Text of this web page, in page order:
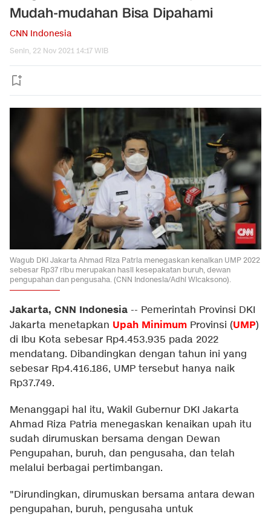
Mudah-mudahan Bisa Dipahami
CNN Indonesia
Senin, 22 Nov 2021 14:17 WIB
Wagub DKI Jakarta Ahmad Riza Patria menegaskan kenaikan UMP 2022
sebesar Rp37 ribu merupakan hasil kesepakatan buruh, dewan
pengupahan dan pengusaha. (CNN Indonesia/Adhi Wicaksono).
Jakarta, CNN Indonesia -- Pemerintah Provinsi DKI
Jakarta menetapkan Upah Minimum Provinsi (UMP)
di Ibu Kota sebesar Rp4.453.935 pada 2022
mendatang. Dibandingkan dengan tahun ini yang
sebesar Rp4.416.186, UMP tersebut hanya naik
Rp37.749.
Menanggapi hal itu, Wakil Gubernur DKI Jakarta
Ahmad Riza Patria menegaskan kenaikan upah itu
sudah dirumuskan bersama dengan Dewan
Pengupahan, buruh, dan pengusaha, dan telah
melalui berbagai pertimbangan.
"Dirundingkan, dirumuskan bersama antara dewan
pengupahan, buruh, pengusaha untuk